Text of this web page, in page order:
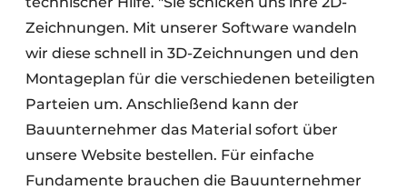
Zeichnungen. Mit unserer Software wandeln
wir diese schnell in 3D-Zeichnungen und den
Montageplan für die verschiedenen beteiligten
Parteien um. Anschließend kann der
Bauunternehmer das Material sofort über
unsere Website bestellen. Für einfache
Fundamente brauchen die Bauunternehmer